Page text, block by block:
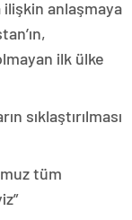
ilişkin anlaşmaya
ilk ülke
sıklaştırılması
tüm